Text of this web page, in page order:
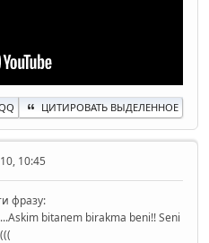
ЦИТИРОВАТЬ ВЫДЕЛЕННОЕ
10:45
фразу:
bitanem birakma beni!! Seni